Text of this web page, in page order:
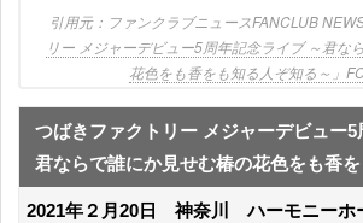
ファンクラブニュースFANCLUB
リー メジャーデビュー5周年記念ライブ ～君な
花色をも香をも知る人ぞ知る～」
つばきファクトリー メジャーデビュー5
君ならで誰にか見せむ椿の花色をも香
2021年２月20日 神奈川 ハーモニー